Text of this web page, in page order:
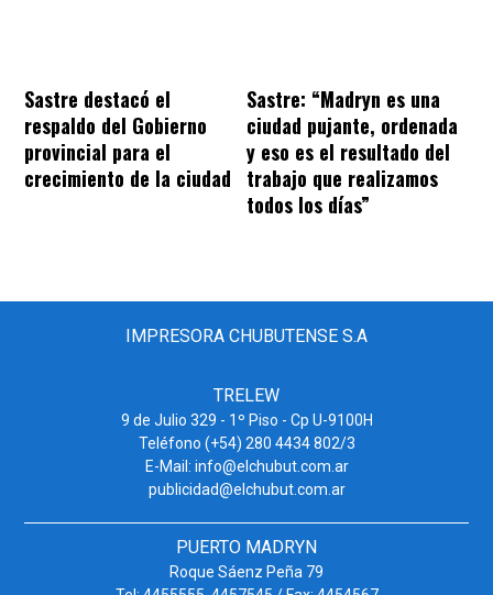
Sastre destacó el
respaldo del Gobierno
provincial para el
crecimiento de la ciudad
Sastre: “Madryn es una
ciudad pujante, ordenada
y eso es el resultado del
trabajo que realizamos
todos los días”
IMPRESORA CHUBUTENSE S.A
TRELEW
9 de Julio 329 - 1º Piso - Cp U-9100H
Teléfono (+54) 280 4434 802/3
E-Mail: info@elchubut.com.ar
publicidad@elchubut.com.ar
PUERTO MADRYN
Roque Sáenz Peña 79